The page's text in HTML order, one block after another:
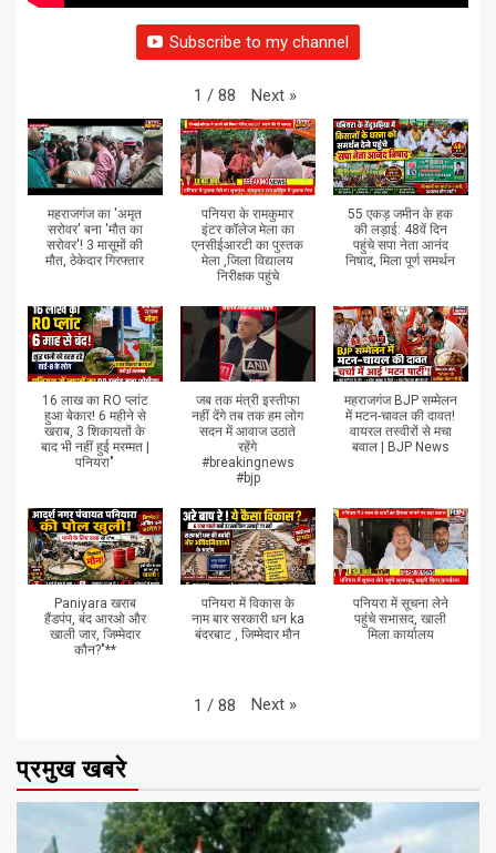
Subscribe to my channel
1 / 88 Next »
महराजगंज का 'अमृत
सरोवर' बना 'मौत का
सरोवर'! 3 मासूमों की
मौत, ठेकेदार गिरफ्तार
पनियरा के रामकुमार
इंटर कॉलेज मेला का
एनसीईआरटी का पुस्तक
मेला ,जिला विद्यालय
निरीक्षक पहुंचे
55 एकड़ जमीन के हक
की लड़ाई: 48वें दिन
पहुंचे सपा नेता आनंद
निषाद, मिला पूर्ण समर्थन
16 लाख का RO प्लांट
हुआ बेकार! 6 महीने से
खराब, 3 शिकायतों के
बाद भी नहीं हुई मरम्मत |
पनियरा"
जब तक मंत्री इस्तीफा
नहीं देंगे तब तक हम लोग
सदन में आवाज उठाते
रहेंगे
#breakingnews
#bjp
महराजगंज BJP सम्मेलन
में मटन-चावल की दावत!
वायरल तस्वीरों से मचा
बवाल | BJP News
Paniyara खराब
हैंडपंप, बंद आरओ और
खाली जार, जिम्मेदार
कौन?"**
पनियरा में विकास के
नाम बार सरकारी धन ka
बंदरबाट , जिम्मेदार मौन
पनियरा में सूचना लेने
पहुंचे सभासद, खाली
मिला कार्यालय
1 / 88 Next »
प्रमुख खबरे